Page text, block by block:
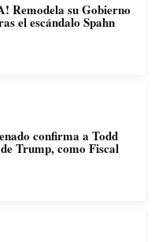
Remodela su Gobierno
el escándalo Spahn
confirma a Todd
Trump, como Fiscal